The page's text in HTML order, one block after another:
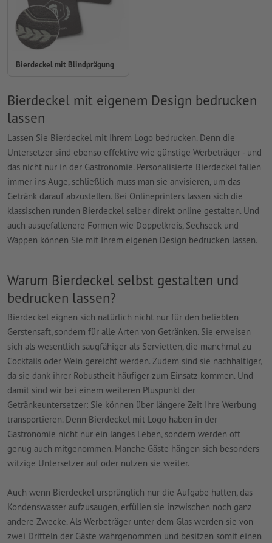
Bierdeckel mit Blindprägung
Bierdeckel mit eigenem Design bedrucken
lassen
Lassen Sie Bierdeckel mit Ihrem Logo bedrucken. Denn die
Untersetzer sind ebenso effektive wie günstige Werbeträger - und
das nicht nur in der Gastronomie. Personalisierte Bierdeckel fallen
immer ins Auge, schließlich muss man sie anvisieren, um das
Getränk darauf abzustellen. Bei Onlineprinters lassen sich die
klassischen runden Bierdeckel selber direkt online gestalten. Und
auch ausgefallenere Formen wie Doppelkreis, Sechseck und
Wappen können Sie mit Ihrem eigenen Design bedrucken lassen.
Warum Bierdeckel selbst gestalten und
bedrucken lassen?
Bierdeckel eignen sich natürlich nicht nur für den beliebten
Gerstensaft, sondern für alle Arten von Getränken. Sie erweisen
sich als wesentlich saugfähiger als Servietten, die manchmal zu
Cocktails oder Wein gereicht werden. Zudem sind sie nachhaltiger,
da sie dank ihrer Robustheit häufiger zum Einsatz kommen. Und
damit sind wir bei einem weiteren Pluspunkt der
Getränkeuntersetzer: Sie können über längere Zeit Ihre Werbung
transportieren. Denn Bierdeckel mit Logo haben in der
Gastronomie nicht nur ein langes Leben, sondern werden oft
genug auch mitgenommen. Manche Gäste hängen sich besonders
witzige Untersetzer auf oder nutzen sie weiter.
Auch wenn Bierdeckel ursprünglich nur die Aufgabe hatten, das
Kondenswasser aufzusaugen, erfüllen sie inzwischen noch ganz
andere Zwecke. Als Werbeträger unter dem Glas werden sie von
zwei Dritteln der Gäste wahrgenommen und besitzen somit einen